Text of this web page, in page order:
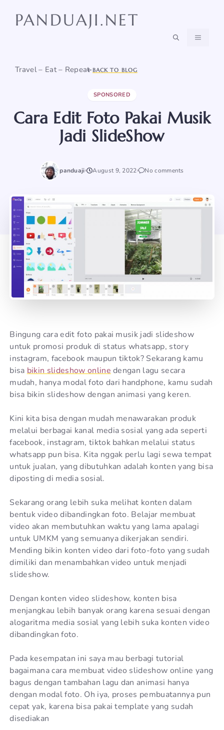
PANDUAJI.NET
Travel – Eat – Repeat
MENU
BACK TO BLOG
SPONSORED
Cara Edit Foto Pakai Musik
Jadi SlideShow
panduaji August 9, 2022 No comments
Bingung cara edit foto pakai musik jadi slideshow
untuk promosi produk di status whatsapp, story
instagram, facebook maupun tiktok? Sekarang kamu
bisa bikin slideshow online dengan lagu secara
mudah, hanya modal foto dari handphone, kamu sudah
bisa bikin slideshow dengan animasi yang keren.
Kini kita bisa dengan mudah menawarakan produk
melalui berbagai kanal media sosial yang ada seperti
facebook, instagram, tiktok bahkan melalui status
whatsapp pun bisa. Kita nggak perlu lagi sewa tempat
untuk jualan, yang dibutuhkan adalah konten yang bisa
diposting di media sosial.
Sekarang orang lebih suka melihat konten dalam
bentuk video dibandingkan foto. Belajar membuat
video akan membutuhkan waktu yang lama apalagi
untuk UMKM yang semuanya dikerjakan sendiri.
Mending bikin konten video dari foto-foto yang sudah
dimiliki dan menambahkan video untuk menjadi
slideshow.
Dengan konten video slideshow, konten bisa
menjangkau lebih banyak orang karena sesuai dengan
alogaritma media sosial yang lebih suka konten video
dibandingkan foto.
Pada kesempatan ini saya mau berbagi tutorial
bagaimana cara membuat video slideshow online yang
bagus dengan tambahan lagu dan animasi hanya
dengan modal foto. Oh iya, proses pembuatannya pun
cepat yak, karena bisa pakai template yang sudah
disediakan